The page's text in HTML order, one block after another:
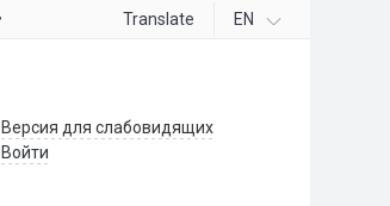
Translate EN
Версия для слабовидящих
Войти